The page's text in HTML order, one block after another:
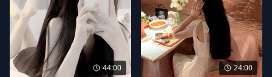
44:00 24:00